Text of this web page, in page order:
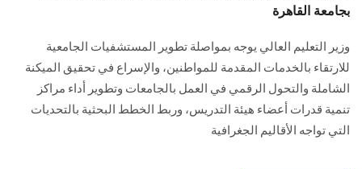
بجامعة القاهرة
وزير التعليم العالي يوجه بمواصلة تطوير المستشفيات الجامعية
للارتقاء بالخدمات المقدمة للمواطنين، والإسراع في تحقيق الميكنة
الشاملة والتحول الرقمي في العمل بالجامعات وتطوير أداء مراكز
تنمية قدرات أعضاء هيئة التدريس، وربط الخطط البحثية بالتحديات
التي تواجه الأقاليم الجغرافية